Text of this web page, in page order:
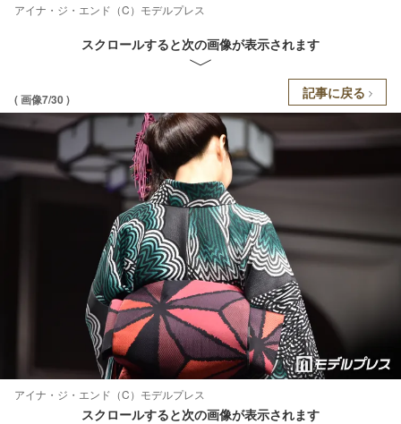
アイナ・ジ・エンド（C）モデルプレス
スクロールすると次の画像が表示されます
( 画像7/30 ) 記事に戻る
アイナ・ジ・エンド（C）モデルプレス
スクロールすると次の画像が表示されます